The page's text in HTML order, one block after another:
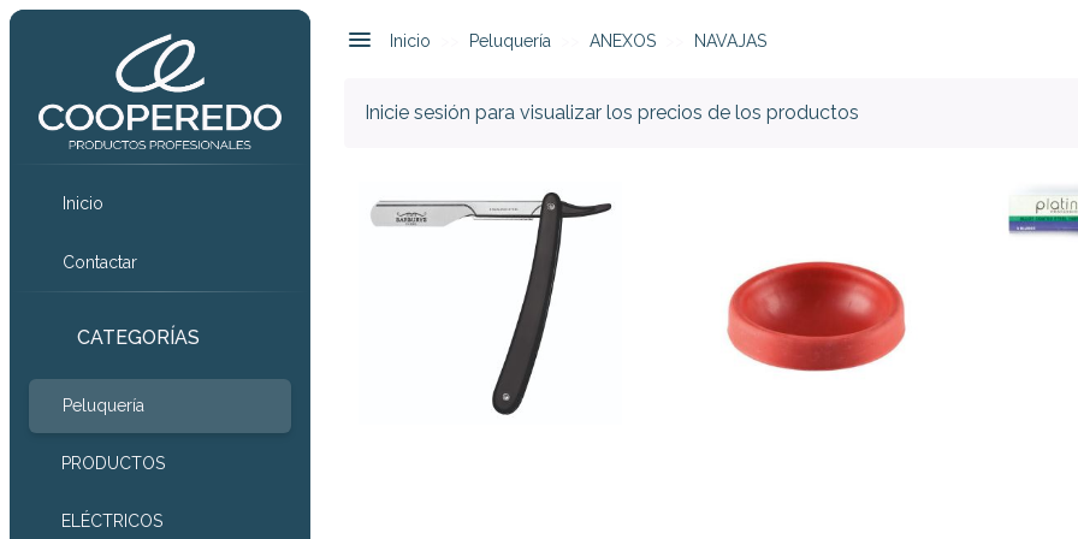
Inicio
Contactar
CATEGORÍAS
Peluquería
PRODUCTOS
ELÉCTRICOS
Inicio Peluquería ANEXOS NAVAJAS
Inicie sesión para visualizar los precios de los productos